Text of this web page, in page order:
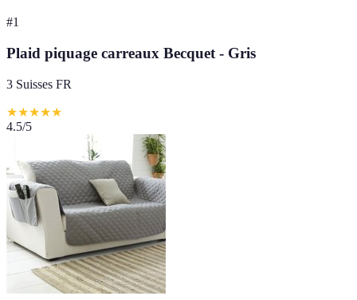
#1
Plaid piquage carreaux Becquet - Gris
3 Suisses FR
★★★★★
4.5/5